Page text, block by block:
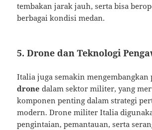
tembakan jarak jauh, serta bisa
berbagai kondisi medan.
5. Drone dan Teknologi
Italia juga semakin mengembangkan
drone dalam sektor militer, yang
komponen penting dalam strategi
modern. Drone militer Italia
pengintaian, pemantauan, serta